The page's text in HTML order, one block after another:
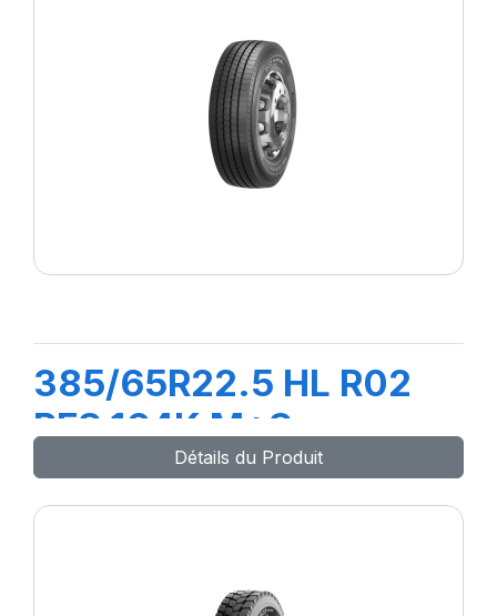
385/65R22.5 HL R02
PFS 164K M+S
Détails du Produit